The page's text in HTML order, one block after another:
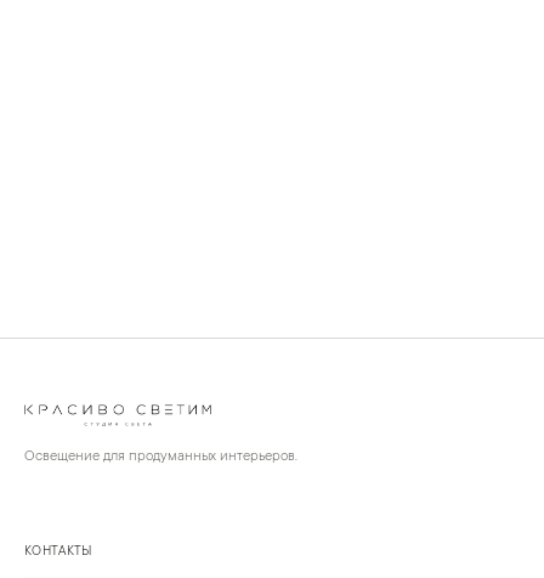
Освещение для продуманных интерьеров.
КОНТАКТЫ